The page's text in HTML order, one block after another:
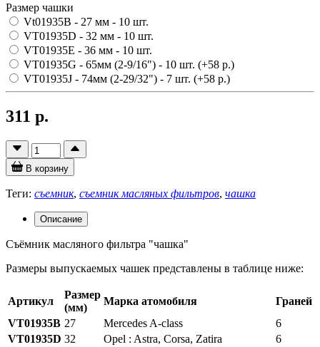
Размер чашки
Vt01935B - 27 мм - 10 шт.
VT01935D - 32 мм - 10 шт.
VT01935E - 36 мм - 10 шт.
VT01935G - 65мм (2-9/16") - 10 шт. (+58 р.)
VT01935J - 74мм (2-29/32") - 7 шт. (+58 р.)
311 р.
В корзину
Теги: съемник, съемник масляных фильтров, чашка
Описание
Съёмник масляного фильтра "чашка"
Размеры выпускаемых чашек представлены в таблице ниже:
Артикул
Размер
(мм)
Марка атомобиля
Граней
VT01935B 27 Mercedes A-class
6
VT01935D 32 Opel : Astra, Corsa, Zatira 6